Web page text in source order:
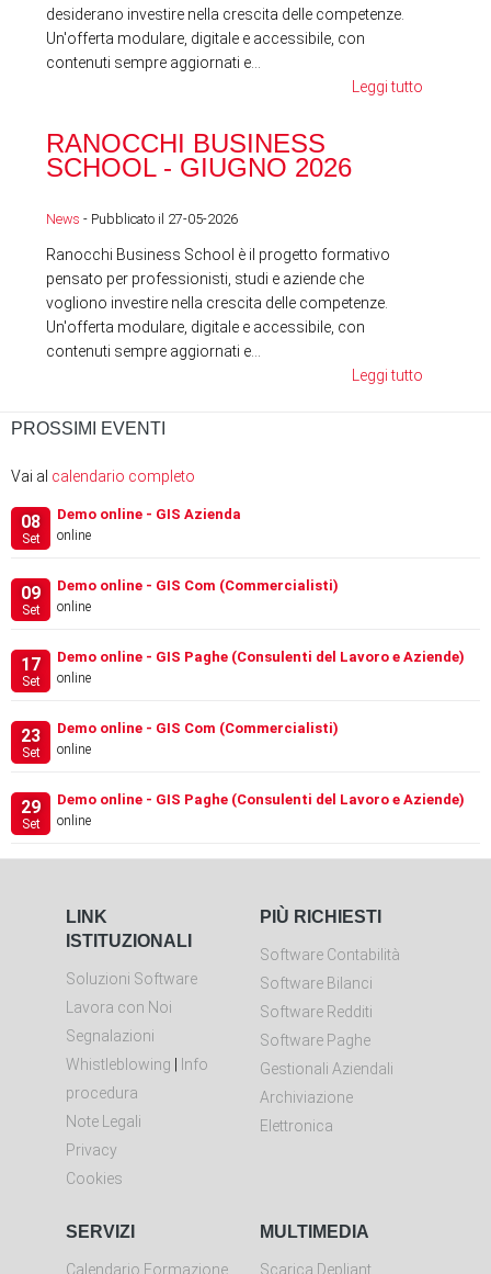
desiderano investire nella crescita delle competenze.
Un'offerta modulare, digitale e accessibile, con
contenuti sempre aggiornati e...
Leggi tutto
RANOCCHI BUSINESS
SCHOOL - GIUGNO 2026
News - Pubblicato il 27-05-2026
Ranocchi Business School è il progetto formativo
pensato per professionisti, studi e aziende che
vogliono investire nella crescita delle competenze.
Un'offerta modulare, digitale e accessibile, con
contenuti sempre aggiornati e...
Leggi tutto
PROSSIMI EVENTI
Vai al calendario completo
08
Set
Demo online - GIS Azienda
online
09
Set
Demo online - GIS Com (Commercialisti)
online
17
Set
Demo online - GIS Paghe (Consulenti del Lavoro e Aziende)
online
23
Set
Demo online - GIS Com (Commercialisti)
online
29
Set
Demo online - GIS Paghe (Consulenti del Lavoro e Aziende)
online
LINK
ISTITUZIONALI
Soluzioni Software
Lavora con Noi
Segnalazioni
Whistleblowing | Info
procedura
Note Legali
Privacy
Cookies
PIÙ RICHIESTI
Software Contabilità
Software Bilanci
Software Redditi
Software Paghe
Gestionali Aziendali
Archiviazione
Elettronica
SERVIZI
Calendario Formazione
MULTIMEDIA
Scarica Depliant